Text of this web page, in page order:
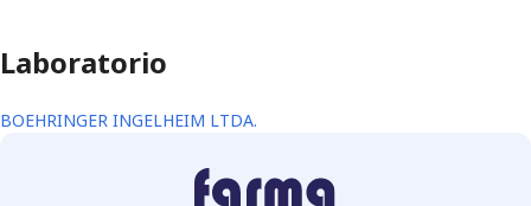
Laboratorio
BOEHRINGER INGELHEIM LTDA.